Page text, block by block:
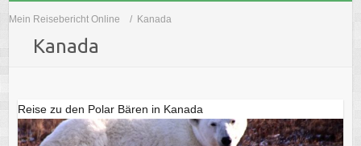
Mein Reisebericht Online Kanada
Kanada
Reise zu den Polar Bären in Kanada